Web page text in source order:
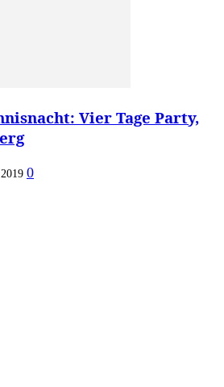
Vier Tage Party,
0